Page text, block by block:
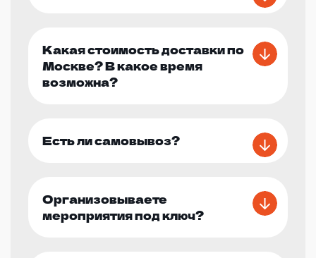
Какая стоимость доставки по
Москве? В какое время
возможна?
Есть ли самовывоз?
Организовываете
мероприятия под ключ?